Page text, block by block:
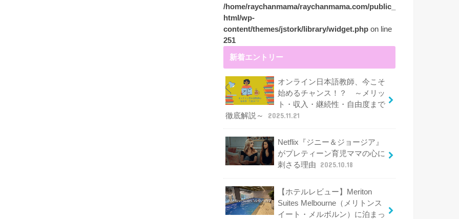
/home/raychanmama/raychanmama.com/public_
html/wp-
content/themes/jstork/library/widget.php on line
251
新着エントリー
オンライン日本語教師、今こそ
始めるチャンス！？ ～メリッ
ト・収入・継続性・自由度まで
徹底解説～
2025.11.21
Netflix『ジニー＆ジョージア』
がプレティーン育児ママの心に
刺さる理由
2025.10.18
【ホテルレビュー】Meriton
Suites Melbourne（メリトンス
イート・メルボルン）に泊まっ